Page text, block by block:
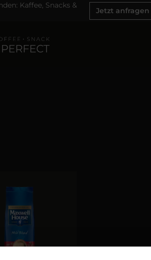
Kaffee, Snacks &
Jetzt anfragen